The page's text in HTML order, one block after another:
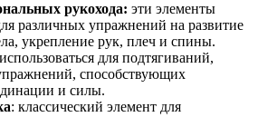
рукохода: эти элементы
различных упражнений на развитие
укрепление рук, плеч и спины.
для подтягиваний,
способствующих
и силы.
: классический элемент для